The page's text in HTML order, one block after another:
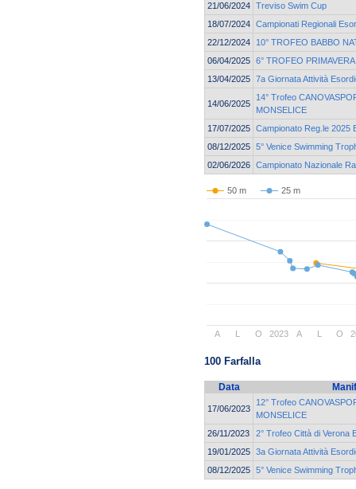
21/06/2024 Treviso Swim Cup
18/07/2024 Campionati Regionali
22/12/2024
10° TROFEO BABBO
06/04/2025 6° TROFEO
13/04/2025 7a Giornata Attività
14/06/2025
14° Trofeo
MONSELICE
17/07/2025 Campionato Reg.le 2025
08/12/2025 5° Venice Swimming
02/06/2026 Campionato Nazionale
50 m 25 m
2023
A O A O
100 Farfalla
Data
17/06/2023
12° Trofeo
MONSELICE
26/11/2023
2° Trofeo Città di Verona
19/01/2025 3a Giornata Attività
08/12/2025 5° Venice Swimming